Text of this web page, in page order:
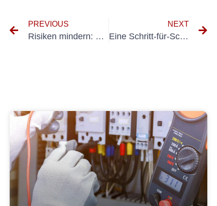
PREVIOUS
Risiken mindern: Die Bedeutung der Prüfung nichtstationärer elektrischer Geräte
NEXT
Eine Schritt-für-Schritt-Anleitung zur Durchführung der Elektroprüfung für ortsveränderliche Geräte